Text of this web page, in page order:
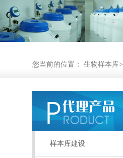
您当前的位置： 生物样本库>
样本库建设